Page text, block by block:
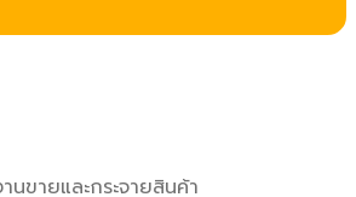
นขายและกระจายสินค้า